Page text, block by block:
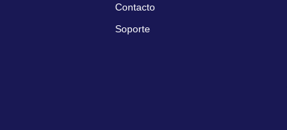
Contacto
Soporte